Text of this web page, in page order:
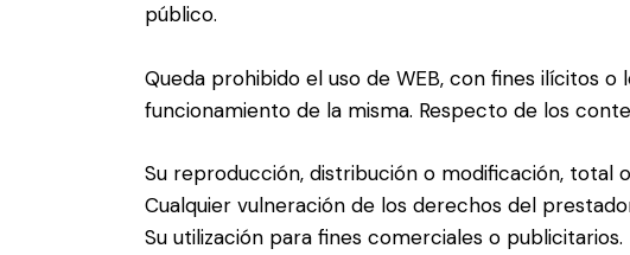
público.
Queda prohibido el uso de WEB, con fines ilícitos
funcionamiento de la misma. Respecto de los
Su reproducción, distribución o modificación, total
Cualquier vulneración de los derechos del
Su utilización para fines comerciales o publicitarios.